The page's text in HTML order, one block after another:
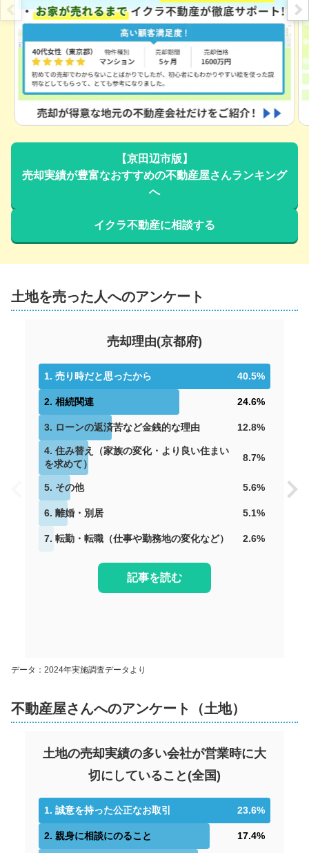
【京田辺市版】
売却実績が豊富なおすすめの不動産屋さんランキング
へ
イクラ不動産に相談する
土地を売った人へのアンケート
売却理由(京都府)
1. 売り時だと思ったから 40.5%
2. 相続関連 24.6%
3. ローンの返済苦など金銭的な理由 12.8%
4. 住み替え（家族の変化・より良い住まい
を求めて）
8.7%
5. その他 5.6%
6. 離婚・別居 5.1%
7. 転勤・転職（仕事や勤務地の変化など） 2.6%
記事を読む
データ：2024年実施調査データより
不動産屋さんへのアンケート（土地）
土地の売却実績の多い会社が営業時に大
切にしていること (全国)
1. 誠意を持った公正なお取引 23.6%
2. 親身に相談にのること 17.4%